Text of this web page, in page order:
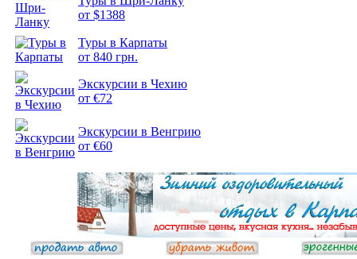
от $1388
Туры в Карпаты
от 840 грн.
Экскурсии в Чехию
от €72
Экскурсии в Венгрию
от €60